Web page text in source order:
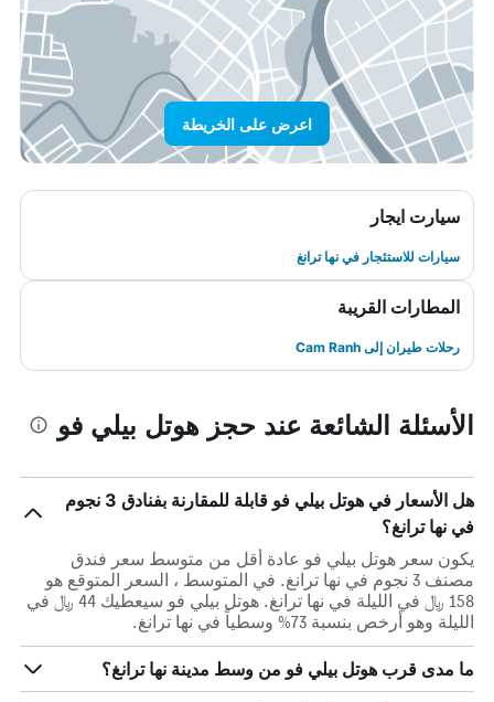
اعرض على الخريطة
سيارت ايجار
سيارات للاستئجار في نها ترانغ
المطارات القريبة
رحلات طيران إلى Cam Ranh
الأسئلة الشائعة عند حجز هوتل بيلي فو
هل الأسعار في هوتل بيلي فو قابلة للمقارنة بفنادق 3 نجوم
في نها ترانغ؟
يكون سعر هوتل بيلي فو عادة أقل من متوسط ​​سعر فندق
مصنف 3 نجوم في نها ترانغ. في المتوسط ، السعر المتوقع هو
158 ﷼ في الليلة في نها ترانغ. هوتل بيلي فو سيعطيك 44 ﷼ في
الليلة وهو أرخص بنسبة 73% وسطياً في نها ترانغ.
ما مدى قرب هوتل بيلي فو من وسط مدينة نها ترانغ؟